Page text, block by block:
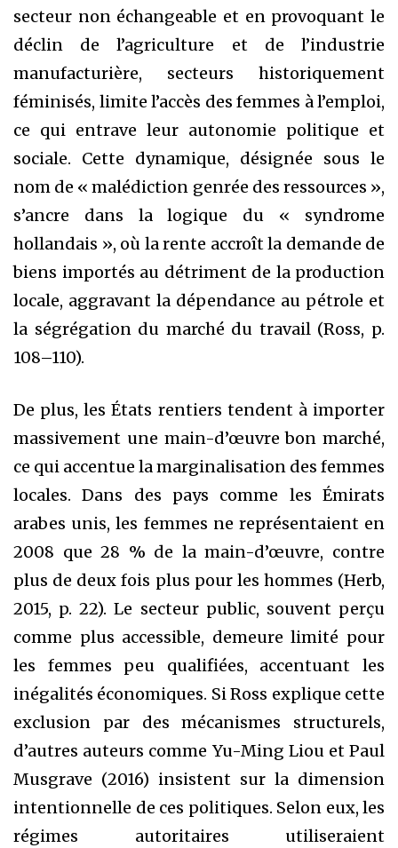
secteur non échangeable et en provoquant le
déclin de l’agriculture et de l’industrie
manufacturière, secteurs historiquement
féminisés, limite l’accès des femmes à l’emploi,
ce qui entrave leur autonomie politique et
sociale. Cette dynamique, désignée sous le
nom de « malédiction genrée des ressources »,
s’ancre dans la logique du « syndrome
hollandais », où la rente accroît la demande de
biens importés au détriment de la production
locale, aggravant la dépendance au pétrole et
la ségrégation du marché du travail (Ross, p.
108–110).
De plus, les États rentiers tendent à importer
massivement une main-d’œuvre bon marché,
ce qui accentue la marginalisation des femmes
locales. Dans des pays comme les Émirats
arabes unis, les femmes ne représentaient en
2008 que 28 % de la main-d’œuvre, contre
plus de deux fois plus pour les hommes (Herb,
2015, p. 22). Le secteur public, souvent perçu
comme plus accessible, demeure limité pour
les femmes peu qualifiées, accentuant les
inégalités économiques. Si Ross explique cette
exclusion par des mécanismes structurels,
d’autres auteurs comme Yu-Ming Liou et Paul
Musgrave (2016) insistent sur la dimension
intentionnelle de ces politiques. Selon eux, les
régimes autoritaires utiliseraient